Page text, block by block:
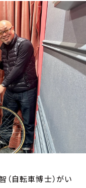
（自転車博士）がい